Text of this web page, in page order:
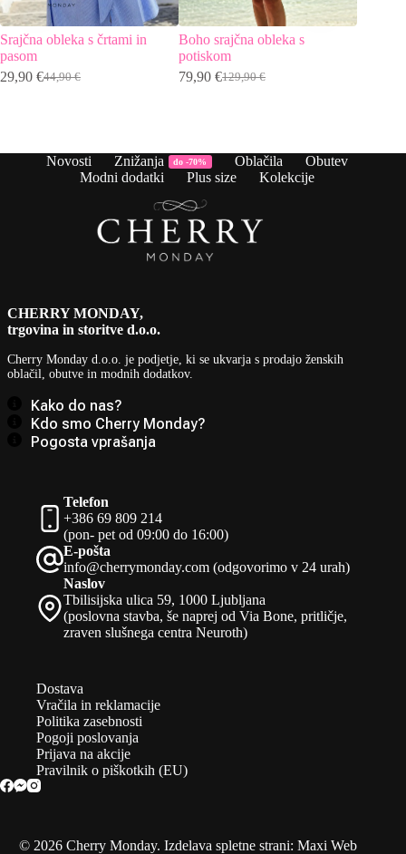
Srajčna obleka s črtami in
pasom
44,90€
Izvirna
29,90 €Trenutna
Boho srajčna obleka s
potiskom
129,90€
Izvirna
79,90€Trenutna
Novosti Znižanja do -70% Oblačila
Obutev
Modni dodatki
Plus size Kolekcije
CHERRY MONDAY,
trgovina in storitve d.o.o.
Cherry Monday d.o.o. je podjetje, ki se ukvarja s prodajo ženskih
oblačil, obutve in modnih dodatkov.
Kako do nas?
Kdo smo Cherry Monday?
Pogosta vprašanja
Telefon
+386 69 809 214
(pon- pet od 09:00 do 16:00)
E-pošta
info@cherrymonday.com (odgovorimo v 24 urah)
Naslov
Tbilisijska ulica 59, 1000 Ljubljana
(poslovna stavba, še naprej od Via Bone, pritličje,
zraven slušnega centra Neuroth)
Dostava
Vračila in reklamacije
Politika zasebnosti
Pogoji poslovanja
Prijava na akcije
Pravilnik o piškotkih (EU)
© 2026 Cherry Monday. Izdelava spletne strani:Maxi Web